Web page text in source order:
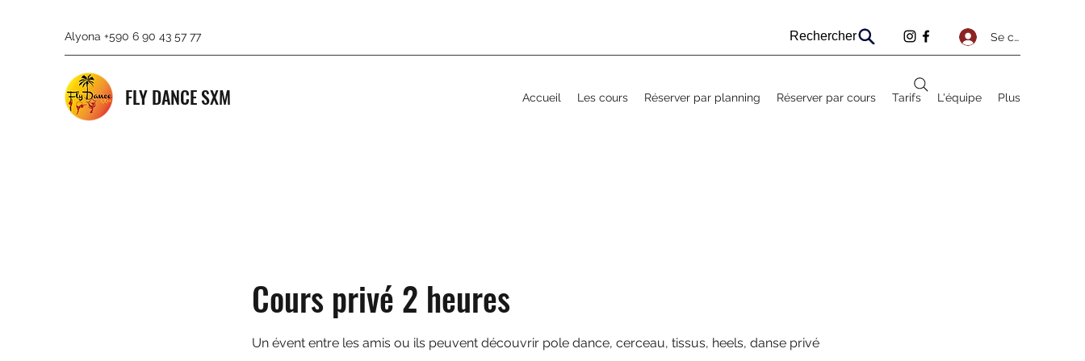
Alyona +590 6 90 43 57 77 Rechercher Se connecter
FLY DANCE SXM Accueil Les cours Réserver par planning Réserver par cours Tarifs L'équipe Plus
Cours privé 2 heures
Un évent entre les amis ou ils peuvent découvrir pole dance, cerceau, tissus, heels, danse privé